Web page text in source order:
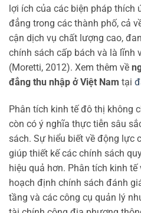
lợi ích của các biện pháp thích
đẳng trong các thành phố, cả
cận dịch vụ chất lượng cao,
chính sách cấp bách và là lĩnh
(Moretti, 2012). Xem thêm về
đẳng thu nhập ở Việt Nam tại
Phân tích kinh tế đô thị không
còn có ý nghĩa thực tiễn sâu
sách. Sự hiểu biết về động lực
giúp thiết kế các chính sách
hiệu quả hơn. Phân tích kinh
hoạch định chính sách đánh
tầng và các công cụ quản lý